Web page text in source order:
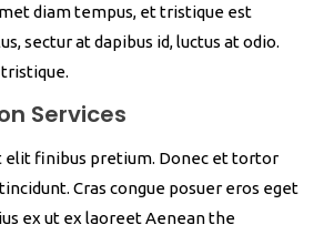
diam tempus, et tristique est
sectur at dapibus id, luctus at odio.
Services
elit finibus pretium. Donec et tortor
Cras congue posuer eros eget
ex ut ex laoreet Aenean the